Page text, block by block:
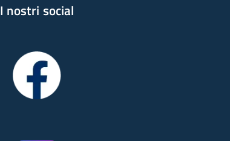
I nostri social